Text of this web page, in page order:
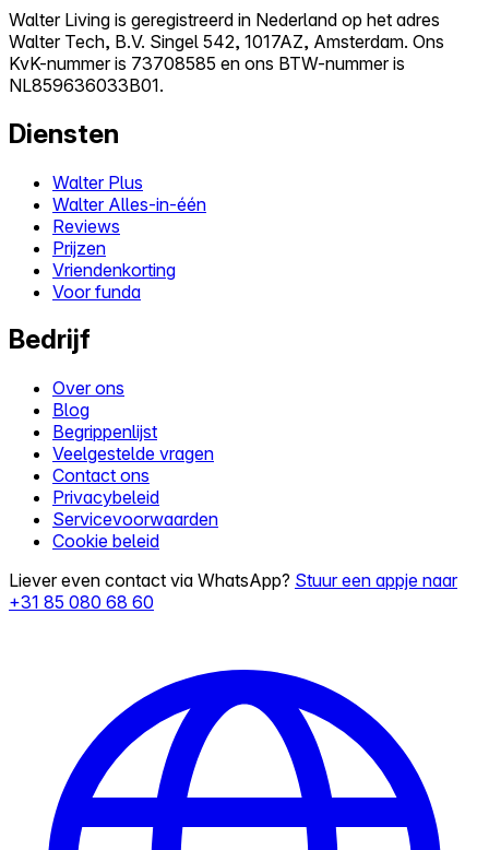
Walter Living is geregistreerd in Nederland op het adres
Walter Tech, B.V. Singel 542, 1017AZ, Amsterdam. Ons
KvK-nummer is 73708585 en ons BTW-nummer is
NL859636033B01.
Diensten
Walter Plus
Walter Alles-in-één
Reviews
Prijzen
Vriendenkorting
Voor funda
Bedrijf
Over ons
Blog
Begrippenlijst
Veelgestelde vragen
Contact ons
Privacybeleid
Servicevoorwaarden
Cookie beleid
Liever even contact via WhatsApp? Stuur een appje naar
+31 85 080 68 60